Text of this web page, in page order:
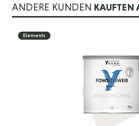
ANDERE KUNDEN KAUFTEN
Die Navigation durch die Elemente
Drücken Sie, um das Karussell zu
Drücken Sie, um zur Karussell-
Elements